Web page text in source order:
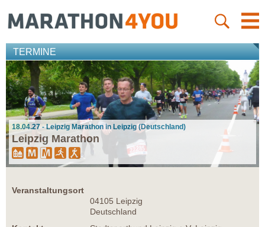
TERMINE
18.04.27 - Leipzig Marathon in Leipzig (Deutschland)
Leipzig Marathon
Veranstaltungsort
04105 Leipzig
Deutschland